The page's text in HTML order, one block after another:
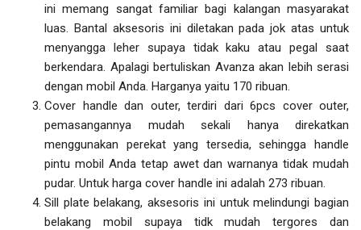
ini memang sangat familiar bagi kalangan masyarakat
luas. Bantal aksesoris ini diletakan pada jok atas untuk
menyangga leher supaya tidak kaku atau pegal saat
berkendara. Apalagi bertuliskan Avanza akan lebih serasi
dengan mobil Anda. Harganya yaitu 170 ribuan.
Cover handle dan outer, terdiri dari 6pcs cover outer,
pemasangannya mudah sekali hanya direkatkan
menggunakan perekat yang tersedia, sehingga handle
pintu mobil Anda tetap awet dan warnanya tidak mudah
pudar. Untuk harga cover handle ini adalah 273 ribuan.
Sill plate belakang, aksesoris ini untuk melindungi bagian
belakang mobil supaya tidk mudah tergores dan